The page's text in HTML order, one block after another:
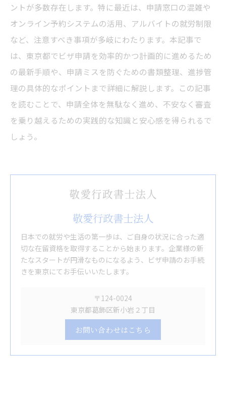
ントが多数存在します。特に最近は、申請窓口の混雑や
オンライン予約システムの活用、アルバイトの就労制限
など、注意すべき事項が多岐にわたります。本記事で
は、東京都でビザ申請を効率的かつ計画的に進めるため
の最新手順や、申請ミスを防ぐための書類整理、進捗管
理の具体的なポイントまで詳細に解説します。この記事
を読むことで、申請全体を無駄なく進め、不安なく審査
を乗り越えるための実践的な知識と安心感を得られるで
しょう。
敬愛行政書士法人
日本での就労や生活の第一歩は、ご自身の状況に合った適
切な在留資格を取得することから始まります。企業様の新
たなスタートが円滑なものになるよう、ビザ申請のお手続
きを東京にてお手伝いいたします。
〒124-0024
東京都葛飾区新小岩２丁目
お問い合わせはこちら